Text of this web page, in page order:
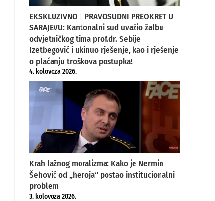
EKSKLUZIVNO | PRAVOSUDNI PREOKRET U
SARAJEVU: Kantonalni sud uvažio žalbu
odvjetničkog tima prof.dr. Sebije
Izetbegović i ukinuo rješenje, kao i rješenje
o plaćanju troškova postupka!
4. kolovoza 2026.
Krah lažnog moralizma: Kako je Nermin
Šehović od „heroja“ postao institucionalni
problem
3. kolovoza 2026.